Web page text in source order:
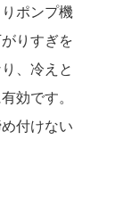
ポンプ機
りすぎを
、冷えと
効です。
付けない